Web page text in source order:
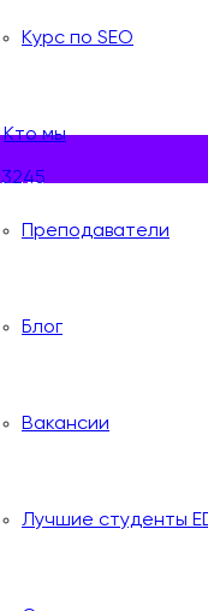
Курс по SEO
Кто мы
Преподаватели
Блог
Вакансии
Лучшие студенты
количество
на сайт?
увеличения
метод широко
на форумах и в